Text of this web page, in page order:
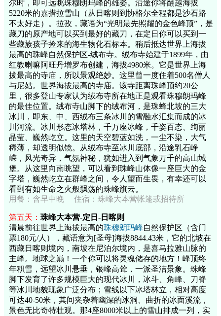
尔时，即可远眺珠穆朗玛峰的雄姿。沿途你将翻越海拔
5220米的嘉措拉雪山（从日喀则到协格尔全程都是沙石路
不太好走）。拉孜，藏语为“光明最先照耀的金色峰顶”，是
藏刀的原产地可以买到最好的藏刀，在定日你可以买到一
些藏族孩子捡来的海生物化石标本。稍后抵达世界上海拔
最高的珠峰自然保护区-绒布寺。绒布寺始建于1899年，由
红教喇嘛阿旺丹增罗布创建，海拔4980米。它是世界上海
拔最高的寺庙，所以景观绝妙。这里曾一度住着500名僧人
与尼姑。世界海拔最高的寺庙。该寺距离珠峰顶约20公
里，很多登山专家认为绒布寺所在地正是观看珠穆朗玛峰
的最佳位置。绒布寺山脚下的绒布河，是珠蜂北坡的三大
冰川，即东、中、西绒布三条冰川的雪融水汇集而成的冰
川河流。冰川形态冰塔林，千万座冰峰，千姿百态、绚丽
晶莹、巍然屹立。这里的天空碧蓝如洗，一尘不染，大气
稀薄，却透明似镜。从绒布寺至冰川底部，沿途乳石峥
嵘，风光奇异，气氛神秘，犹如进入到气象万千的高山城
堡。从这里向南眺望，可以看到珠峰山体像一座巨大的金
字塔，巍然屹立在群峰之间，令人望而生畏，有幸还可以
看到有如生命之火般飘荡的珠峰旗云。
用餐：含早中晚 住宿：珠峰大本营帐篷或招待所
第五天： 珠峰大本营-定日-日喀则
清晨前往世界上海拔最高的珠穆朗玛峰自然保护区（含门
票180元/人），藏语意为[圣母]海拔8844.43米，它的北坡在
西藏日喀则境内，南坡在尼泊尔境内，是喜马拉雅山脉的
主峰。地球之巅！一个你可以将灵魂储存的地方！峰顶终
年积雪，远望冰川悬垂，银峰高耸，一派圣洁景象。珠峰
脚下发育了许多规模巨大的现代冰川，冰斗、角峰、刀脊
等冰川地貌现象广泛分布；雪线以下冰塔林立，相对高度
可达40-50米，其间夹杂着幽深的冰洞、曲折的冰面溪流，
景色无比奇特壮观。那4座8000米以上的雪山排成一列，实